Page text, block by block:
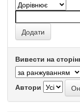
Вивести на
Автори